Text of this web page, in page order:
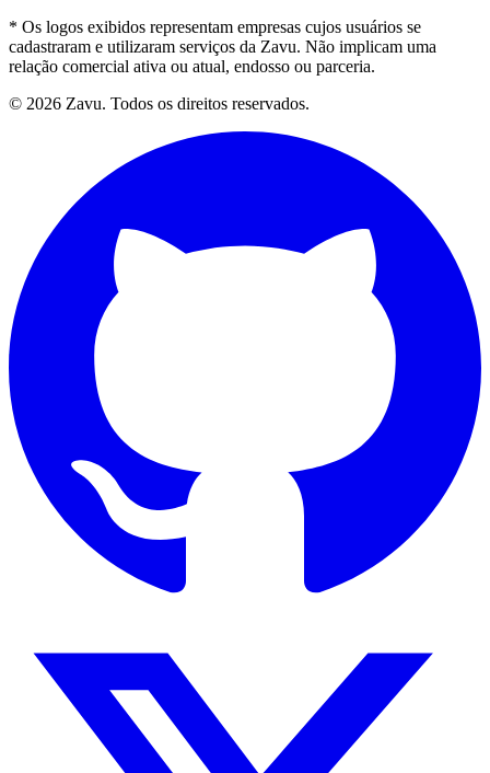
* Os logos exibidos representam empresas cujos usuários se
cadastraram e utilizaram serviços da Zavu. Não implicam uma
relação comercial ativa ou atual, endosso ou parceria.
© 2026 Zavu. Todos os direitos reservados.